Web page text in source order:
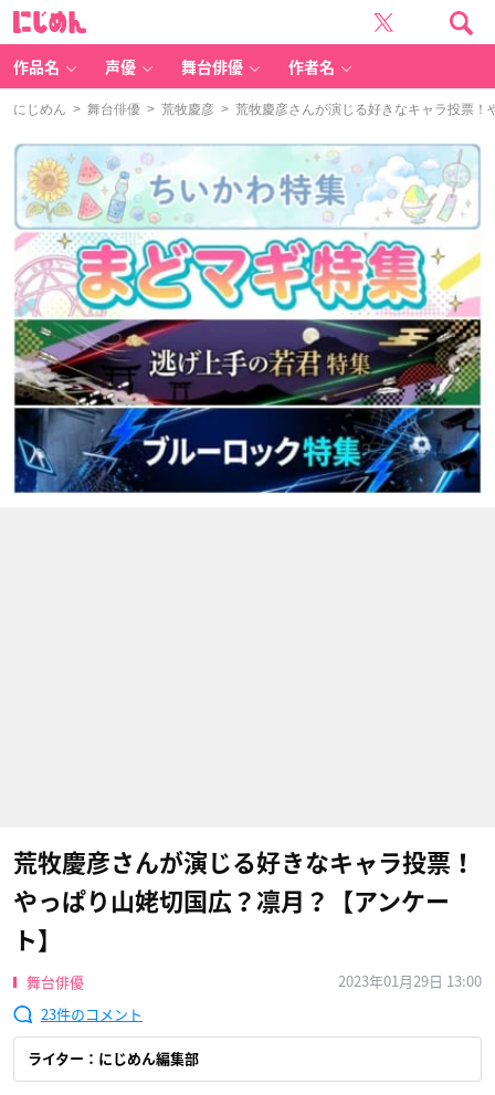
作品名 声優 舞台俳優 作者名
にじめん > 舞台俳優 > 荒牧慶彦 > 荒牧慶彦さんが演じる好きなキャラ投票！
荒牧慶彦さんが演じる好きなキャラ投票！
やっぱり山姥切国広？凛月？【アンケー
ト】
舞台俳優
2023年01月29日 13:00
23
ライター：にじめん編集部